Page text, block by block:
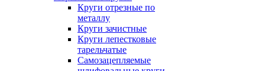
Круги отрезные по
металлу
Круги зачистные
Круги лепестковые
тарельчатые
Самозацепляемые